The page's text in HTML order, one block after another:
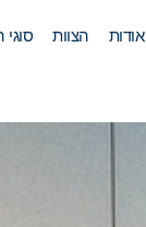
אודות הצוות סוגי